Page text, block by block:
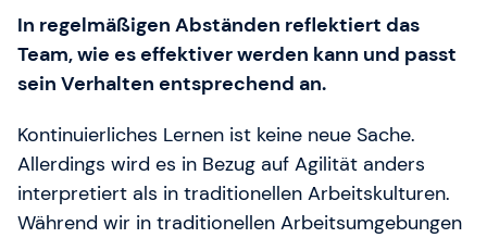
In regelmäßigen Abständen reflektiert das
Team, wie es effektiver werden kann und passt
sein Verhalten entsprechend an.
Kontinuierliches Lernen ist keine neue Sache.
Allerdings wird es in Bezug auf Agilität anders
interpretiert als in traditionellen Arbeitskulturen.
Während wir in traditionellen Arbeitsumgebungen